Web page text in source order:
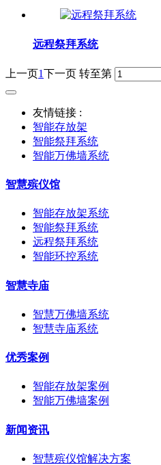
远程祭拜系统
上一页1下一页 转至第
友情链接 :
智能存放架
智能祭拜系统
智能万佛墙系统
智慧殡仪馆
智能存放架系统
智能祭拜系统
远程祭拜系统
智能环控系统
智慧寺庙
智慧万佛墙系统
智慧寺庙系统
优秀案例
智能存放架案例
智能万佛墙案例
新闻资讯
智慧殡仪馆解决方案